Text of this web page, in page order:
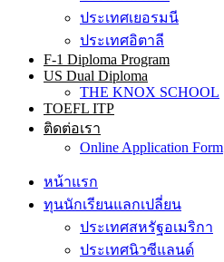
ประเทศเยอรมนี
ประเทศอิตาลี
F-1 Diploma Program
US Dual Diploma
THE KNOX SCHOOL
TOEFL ITP
ติดต่อเรา
Online Application Form
หน้าแรก
ทุนนักเรียนแลกเปลี่ยน
ประเทศสหรัฐอเมริกา
ประเทศนิวซีแลนด์